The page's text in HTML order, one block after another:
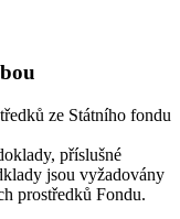
ze Státního fondu
příslušné
jsou vyžadovány
prostředků Fondu.